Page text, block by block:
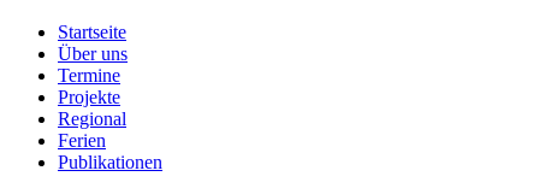
Startseite
Über uns
Termine
Projekte
Regional
Ferien
Publikationen